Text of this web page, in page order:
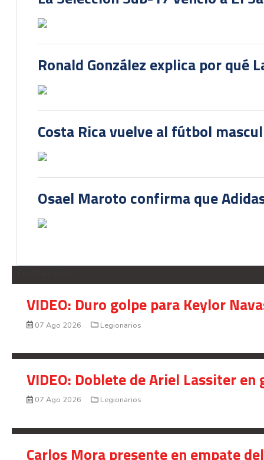
Ronald González explica por qué
Costa Rica vuelve al fútbol
Osael Maroto confirma que
VIDEO: Duro golpe para Keylor
07 Ago 2026 Legionarios
VIDEO: Doblete de Ariel Lassiter
07 Ago 2026 Legionarios
Carlos Mora presente en empate